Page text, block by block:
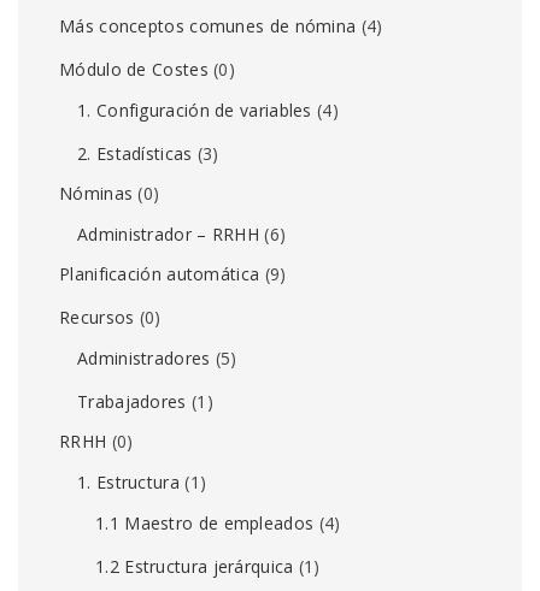
Más conceptos comunes de nómina (4)
Módulo de Costes (0)
1. Configuración de variables (4)
2. Estadísticas (3)
Nóminas (0)
Administrador – RRHH (6)
Planificación automática (9)
Recursos (0)
Administradores (5)
Trabajadores (1)
RRHH (0)
1. Estructura (1)
1.1 Maestro de empleados (4)
1.2 Estructura jerárquica (1)